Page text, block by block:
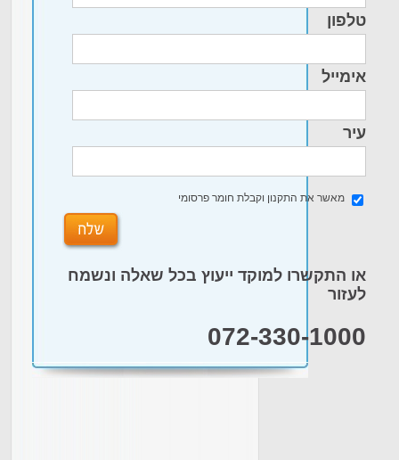
טלפון
אימייל
עיר
מאשר את התקנון וקבלת חומר פרסומי
או התקשרו למוקד ייעוץ בכל שאלה ונשמח
לעזור
072-330-1000